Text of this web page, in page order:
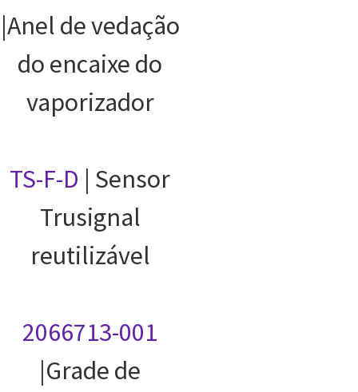
|Anel de vedação
do encaixe do
vaporizador
TS-F-D | Sensor
Trusignal
reutilizável
2066713-001
|Grade de